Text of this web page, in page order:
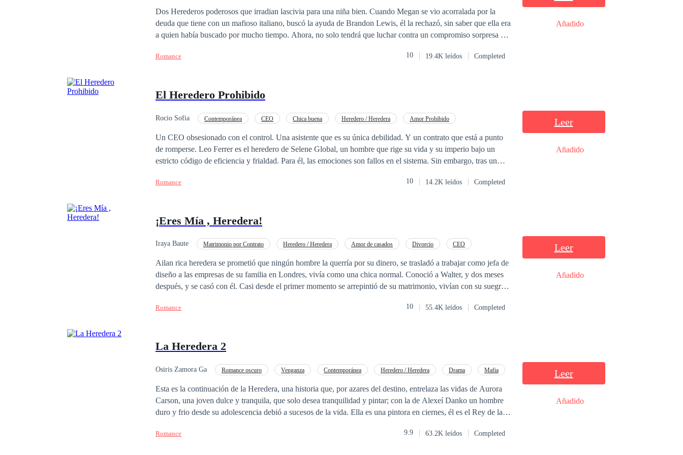
Dos Herederos poderosos que irradian lascivia para una niña bien. Cuando Megan se vio acorralada por la
deuda que tiene con un mafioso italiano, buscó la ayuda de Brandon Lewis, él la rechazó, sin saber que ella era
a quien había buscado por mucho tiempo. Ahora, no solo tendrá que luchar contra un compromiso sorpresa por
aparece frente a la puerta de la mansión Lewis. —¿Crees que puedes provocarme sin consecuencias? —Solo
Romance 10 19.4K leídos Completed
Añadido
El Heredero Prohibido
Rocio Sofia Contemporánea CEO Chica buena Heredero / Heredera Amor Prohibido
Un CEO obsesionado con el control. Una asistente que es su única debilidad. Y un contrato que está a punto
de romperse. Leo Ferrer es el heredero de Selene Global, un hombre que rige su vida y su imperio bajo un
estricto código de eficiencia y frialdad. Para él, las emociones son fallos en el sistema. Sin embargo, tras un
su brillante y reservada secretaria ejecutiva. Valeria conoce todos sus secretos, pero guarda uno propio: está
se ha convertido en su verdadera prioridad. En un mundo de apariencias, lujos y traiciones, Leo y Valeria
el caos lo destruya todo?
Romance 10 14.2K leídos Completed
Leer
Añadido
¡Eres Mía , Heredera!
Iraya Baute Matrimonio por Contrato Heredero / Heredera Amor de casados Divorcio
CEO
Ailan rica heredera se prometió que ningún hombre la querría por su dinero, se trasladó a trabajar como jefa de
diseño a las empresas de su familia en Londres, vivía como una chica normal. Conoció a Walter, y dos meses
después, y se casó con él. Casi desde el primer momento se arrepintió de su matrimonio, vivían con su suegra,
cerca de ella. Todos estalló el día que, sorprendido a su marido en una fiesta con dos mujeres, le pidió el
un desconocido, que resultó ser Finlay, el multimillonario presidente de M.F.P. Global multinacional, que la
verdadera identidad. Así que tomo una decisión, sólo había una única compensación posible para él. Ella era
Romance 10 55.4K leídos Completed
Leer
Añadido
La Heredera 2
Osiris Zamora Ga Romance oscuro Venganza Contemporánea Heredero / Heredera Drama Mafia
Esta es la continuación de la Heredera, una historia que, por azares del destino, entrelaza las vidas de Aurora
Carson, una joven dulce y tranquila, que solo desea tranquilidad y pintar; con la de Alexeí Danko un hombre
duro y frio desde su adolescencia debió a sucesos de la vida. Ella es una pintora en ciernes, él es el Rey de la
significa el único amor que ha recibido desde que tiene memoria, aun cuando puede ser cruel y violento, Para
Romance 9.9 63.2K leídos Completed
Leer
Añadido